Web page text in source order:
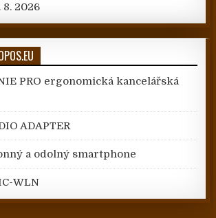
8. 2026
PRO ergonomická kancelářská
ADAPTER
a odolný smartphone
WLN